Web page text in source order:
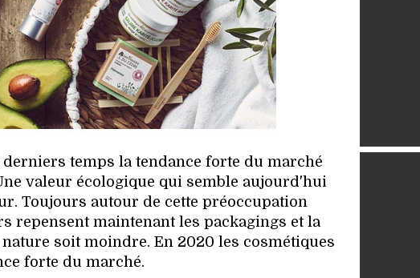
temps la tendance forte du marché
valeur écologique qui semble aujourd'hui
Toujours autour de cette préoccupation
repensent maintenant les packagings et la
soit moindre. En 2020 les cosmétiques
forte du marché.